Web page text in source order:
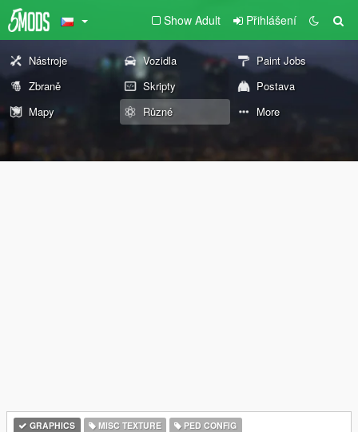
Show Adult Přihlášení
Nástroje Vozidla
Paint Jobs
Zbraně
Skripty
Postava
Mapy
Různé More
GRAPHICS MISC TEXTURE
PED CONFIG